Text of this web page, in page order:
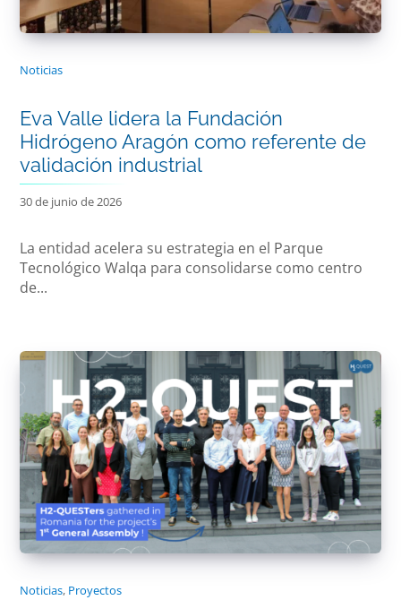
Noticias
Eva Valle lidera la Fundación
Hidrógeno Aragón como referente de
validación industrial
30 de junio de 2026
La entidad acelera su estrategia en el Parque
Tecnológico Walqa para consolidarse como centro
de...
Noticias, Proyectos